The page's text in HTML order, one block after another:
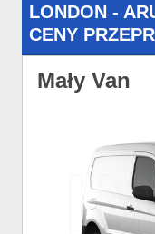
LONDON -
CENY
Mały Van